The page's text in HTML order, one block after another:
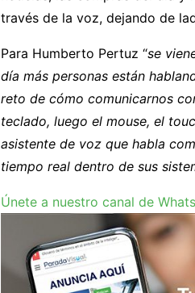
través de la voz, dejando de
Para Humberto Pertuz “se
día más personas están
reto de cómo comunicarnos
teclado, luego el mouse, el
asistente de voz que habla
tiempo real dentro de sus
Únete a nuestro canal de